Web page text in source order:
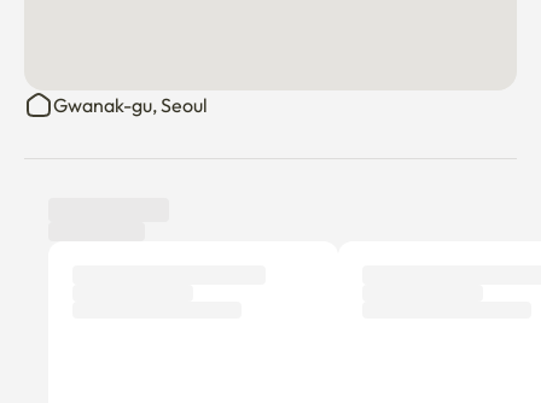
Dongmun (DDP), marché Gwangjang, gare de Séoul →
Gwanak-gu, Seoul